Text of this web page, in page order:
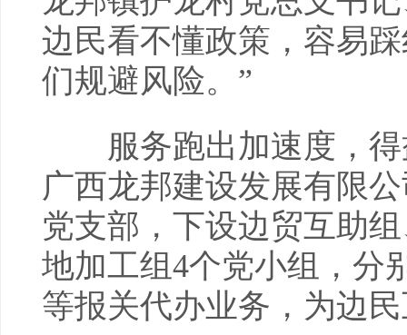
边民看不懂政策，容易
们规避风险。”
服务跑出加速度，得
广西龙邦建设发展有限
党支部，下设边贸互助
地加工组4个党小组，分
等报关代办业务，为边